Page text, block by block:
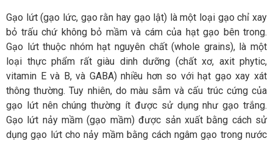
Gạo lứt (gạo lức, gạo rằn hay gạo lật) là một loại gạo chỉ xay
bỏ trấu chứ không bỏ mầm và cám của hạt gạo bên trong.
Gạo lứt thuộc nhóm hạt nguyên chất (whole grains), là một
loại thực phẩm rất giàu dinh dưỡng (chất xơ, axit phytic,
vitamin E và B, và GABA) nhiều hơn so với hạt gạo xay xát
thông thường. Tuy nhiên, do màu sẫm và cấu trúc cứng của
gạo lứt nên chúng thường ít được sử dụng như gạo trắng.
Gạo lứt nảy mầm (gạo mầm) được sản xuất bằng cách sử
dụng gạo lứt cho nảy mầm bằng cách ngâm gạo trong nước